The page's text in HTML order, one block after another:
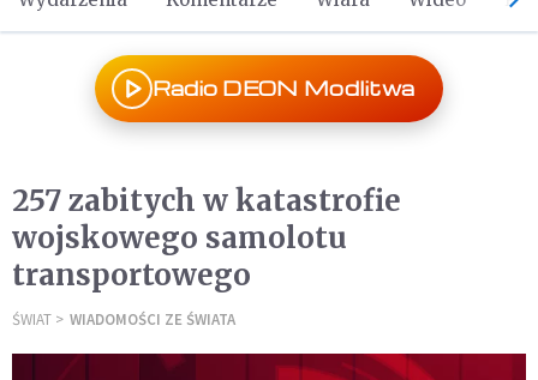
Radio DEON Modlitwa
257 zabitych w katastrofie
wojskowego samolotu
transportowego
ŚWIAT WIADOMOŚCI ZE ŚWIATA